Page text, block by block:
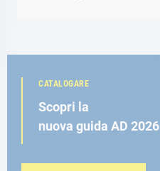
CATALOGARE
Scopri la
nuova guida AD 2026